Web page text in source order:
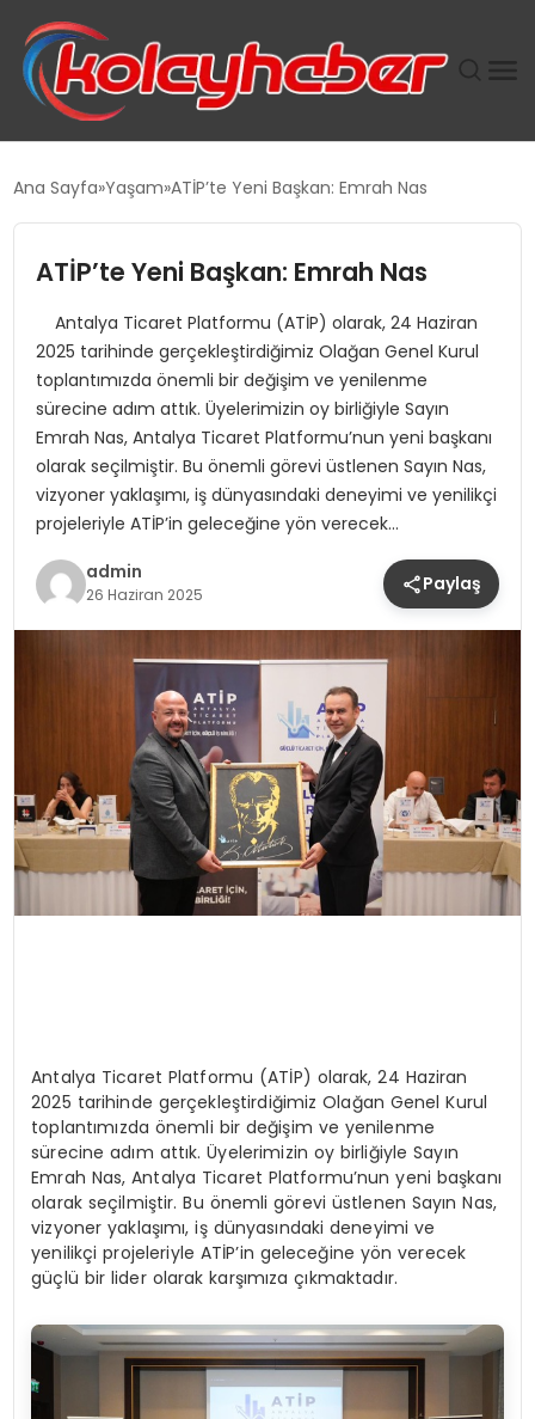
GÜCÜNÜBÜYÜTÜYOR
TANYER YAPI ZEMIN MÜHENDISLIĞINDE HEDEF
BÜYÜTTÜ
TOROSLAR’DA PAZAR GERGİNLİĞİ!
Ana Sayfa Yaşam ATİP’te Yeni Başkan: Emrah Nas
ATİP’te Yeni Başkan: Emrah Nas
Antalya Ticaret Platformu (ATİP) olarak, 24 Haziran
2025 tarihinde gerçekleştirdiğimiz Olağan Genel Kurul
toplantımızda önemli bir değişim ve yenilenme
sürecine adım attık. Üyelerimizin oy birliğiyle Sayın
Emrah Nas, Antalya Ticaret Platformu’nun yeni başkanı
olarak seçilmiştir. Bu önemli görevi üstlenen Sayın Nas,
vizyoner yaklaşımı, iş dünyasındaki deneyimi ve yenilikçi
projeleriyle ATİP’in geleceğine yön verecek…
admin
26 Haziran 2025 Paylaş
Antalya Ticaret Platformu (ATİP) olarak, 24 Haziran
2025 tarihinde gerçekleştirdiğimiz Olağan Genel Kurul
toplantımızda önemli bir değişim ve yenilenme
sürecine adım attık. Üyelerimizin oy birliğiyle Sayın
Emrah Nas, Antalya Ticaret Platformu’nun yeni başkanı
olarak seçilmiştir. Bu önemli görevi üstlenen Sayın Nas,
vizyoner yaklaşımı, iş dünyasındaki deneyimi ve
yenilikçi projeleriyle ATİP’in geleceğine yön verecek
güçlü bir lider olarak karşımıza çıkmaktadır.